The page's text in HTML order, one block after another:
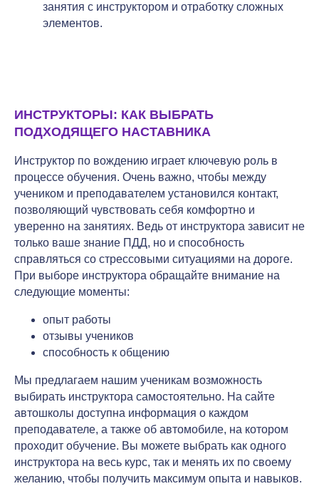
занятия с инструктором и отработку сложных
элементов.
ИНСТРУКТОРЫ: КАК ВЫБРАТЬ
ПОДХОДЯЩЕГО НАСТАВНИКА
Инструктор по вождению играет ключевую роль в
процессе обучения. Очень важно, чтобы между
учеником и преподавателем установился контакт,
позволяющий чувствовать себя комфортно и
уверенно на занятиях. Ведь от инструктора зависит не
только ваше знание ПДД, но и способность
справляться со стрессовыми ситуациями на дороге.
При выборе инструктора обращайте внимание на
следующие моменты:
опыт работы
отзывы учеников
способность к общению
Мы предлагаем нашим ученикам возможность
выбирать инструктора самостоятельно. На сайте
автошколы доступна информация о каждом
преподавателе, а также об автомобиле, на котором
проходит обучение. Вы можете выбрать как одного
инструктора на весь курс, так и менять их по своему
желанию, чтобы получить максимум опыта и навыков.